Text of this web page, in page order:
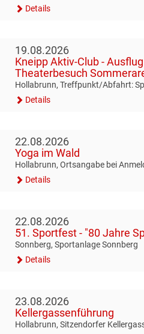
Details
19.08.2026
Kneipp Aktiv-Club -
Theaterbesuch
Hollabrunn, Treffpunkt/Abfahrt:
Details
22.08.2026
Yoga im Wald
Hollabrunn, Ortsangabe bei
Details
22.08.2026
51. Sportfest - "80 Jahre
Sonnberg, Sportanlage Sonnberg
Details
23.08.2026
Kellergassenführung
Hollabrunn, Sitzendorfer